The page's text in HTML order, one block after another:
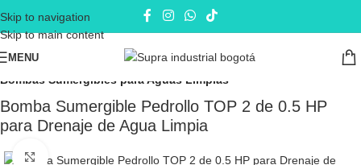
Skip to navigation
Skip to main content
MENU
Inicio Electrobombas - bombas eléctricas Bombas Sumergibles
Bombas Sumergibles para Aguas Limpias
Bomba Sumergible Pedrollo TOP 2 de 0.5 HP
para Drenaje de Agua Limpia
Click to enlarge